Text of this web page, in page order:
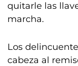
quitarle las
marcha.
Los
cabeza al